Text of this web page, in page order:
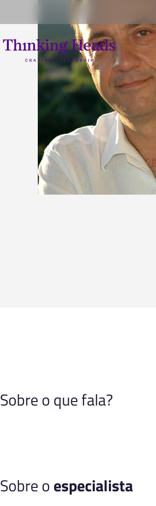
Sobre o que fala?
Sobre oespecialista